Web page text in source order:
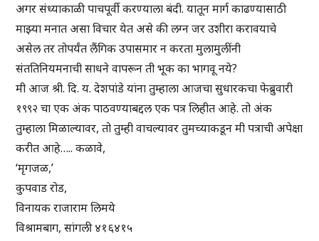
अगर संध्याकाळी पाचपूर्वी करण्याला बंदी. यातून मार्ग काढण्यासाठी
माझ्या मनात असा विचार येत असे की लग्न जर उशीरा करावयाचे
असेल तर तोपर्यंत लैंगिक उपासमार न करता मुलामुलींनी
संततिनियमनाची साधने वापरून ती भूक का भागवू नये?
मी आज श्री. दि. य. देशपांडे यांना तुम्हाला आजचा सुधारकचा फेब्रुवारी
१९९२ चा एक अंक पाठवण्याबद्दल एक पत्र लिहीत आहे. तो अंक
तुम्हाला मिळाल्यावर, तो तुम्ही वाचल्यावर तुमच्याकडून मी पत्राची अपेक्षा
करीत आहे….. कळावे,
‘मृगजळ,’
कुपवाड रोड,
विनायक राजाराम लिमये
विश्रामबाग, सांगली ४१६४१५